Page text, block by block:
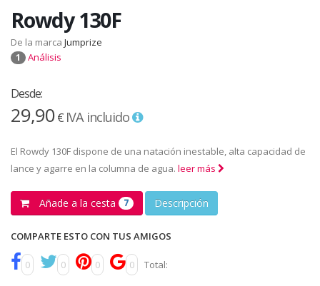
Rowdy 130F
De la marca Jumprize
1 Análisis
Desde:
29,90€ IVA incluido
El Rowdy 130F dispone de una natación inestable, alta capacidad de
lance y agarre en la columna de agua. leer más
Añade a la cesta 7 Descripción
COMPARTE ESTO CON TUS AMIGOS
0 0 0 0 Total: